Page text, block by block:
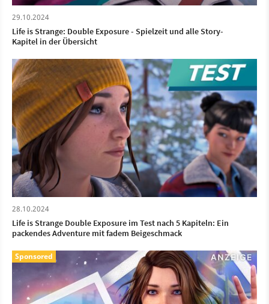
29.10.2024
Life is Strange: Double Exposure - Spielzeit und alle Story-
Kapitel in der Übersicht
28.10.2024
Life is Strange Double Exposure im Test nach 5 Kapiteln: Ein
packendes Adventure mit fadem Beigeschmack
Sponsored